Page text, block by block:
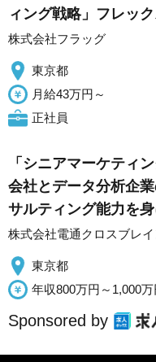
ィング戦略」フレッ
株式会社フラッグ
東京都
月給43万円～
正社員
「シニアマーケティ
会社とデータ分析企
サルティング能力を
株式会社電通クロスブレイ
東京都
年収800万円～1,000万
Sponsored by